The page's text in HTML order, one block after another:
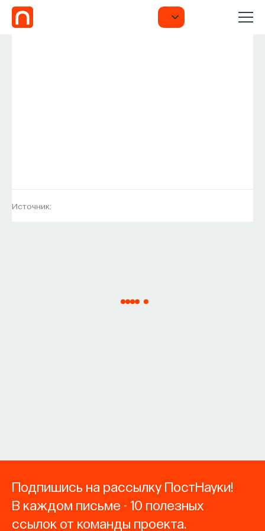
Источник:
Подпишись на рассылку ПостНауки!
В каждом письме - 10 полезных
ссылок от команды проекта.